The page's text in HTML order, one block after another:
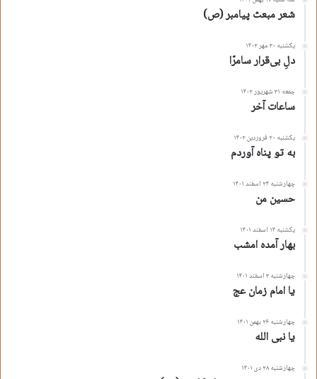
شعر مبعث پیامبر (ص)
یکشنبه ۳۰ مهر ۱۴۰۲
دلِ بی‌قرار سامرّا
جمعه ۳۱ شهریور ۱۴۰۲
ساعات آخر
یکشنبه ۲۰ فروردین ۱۴۰۲
به تو پناه آوردم
چهارشنبه ۲۴ اسفند ۱۴۰۱
حسین من
یکشنبه ۱۴ اسفند ۱۴۰۱
بهار آمده امشب
چهارشنبه ۳ اسفند ۱۴۰۱
یا امام زمان عج
چهارشنبه ۲۶ بهمن ۱۴۰۱
یا نبی الله
چهارشنبه ۲۸ دی ۱۴۰۱